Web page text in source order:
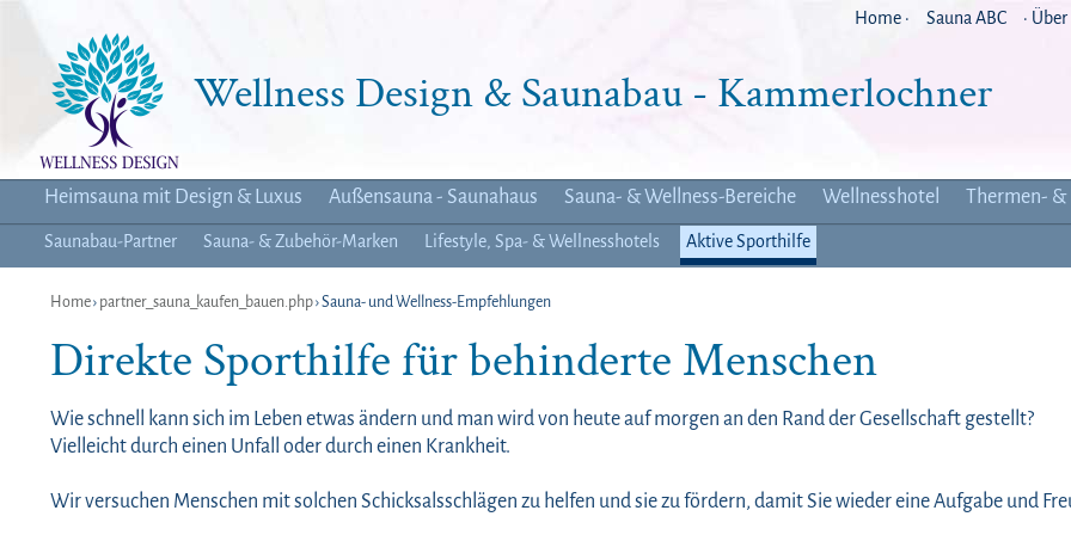
Wellness Design & Saunabau - Kammerlochner
Heimsauna mit Design & Luxus Außensauna - Saunahaus Sauna- & Wellness-Bereiche Wellnesshotel Thermen- &
Home · Sauna ABC ·
Saunabau-Partner Sauna- & Zubehör-Marken Lifestyle, Spa- & Wellnesshotels Aktive Sporthilfe
Home› partner_sauna_kaufen_bauen.php› Sauna- und Wellness-Empfehlungen
Direkte Sporthilfe für behinderte Menschen
Wie schnell kann sich im Leben etwas ändern und man wird von heute auf morgen an den Rand der Gesellschaft gestellt?
Vielleicht durch einen Unfall oder durch einen Krankheit.
Wir versuchen Menschen mit solchen Schicksalsschlägen zu helfen und sie zu fördern, damit Sie wieder eine Aufgabe und